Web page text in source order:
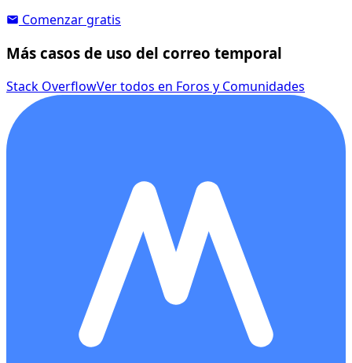
Comenzar gratis
Más casos de uso del correo temporal
Stack OverflowVer todos en Foros y Comunidades